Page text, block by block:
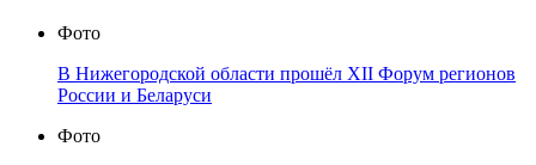
Фото
В Нижегородской области прошёл XII Форум регионов
России и Беларуси
Фото